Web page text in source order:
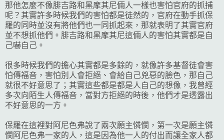
那他怎麼不像腓吉路和黑摩其尼倆人一樣也害怕官府的抓捕
呢？其實許多時候我們的害怕都是徒然的，官府在動手抓保
羅的同時並沒有將他們也一同抓起來，那就表明了其實官府
並不想抓他們。腓吉路和黑摩其尼這倆人的害怕其實都是自
己嚇自己。
很多時候我們的擔心其實都是多餘的，就像許多基督徒會害
怕傳福音，害怕別人會拒絕、會給自己兇惡的臉色，那自己
就很不好意思了；其實這些都是都是人自己的想像，我曾經
多次向陌生人傳福音，當對方拒絕的時後，他們才是透露出
不好意思的一方。
保羅在這裡對阿尼色弗說了兩次願主憐憫，第一次是願主憐
憫阿尼色弗一家的人，這是因為他一人的付出而讓全家人都